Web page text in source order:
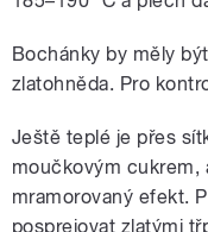
Bochánky by měly
zlatohněda. Pro
Ještě teplé je přes
moučkovým cukrem,
mramorovaný efekt.
posprejovat zlatými